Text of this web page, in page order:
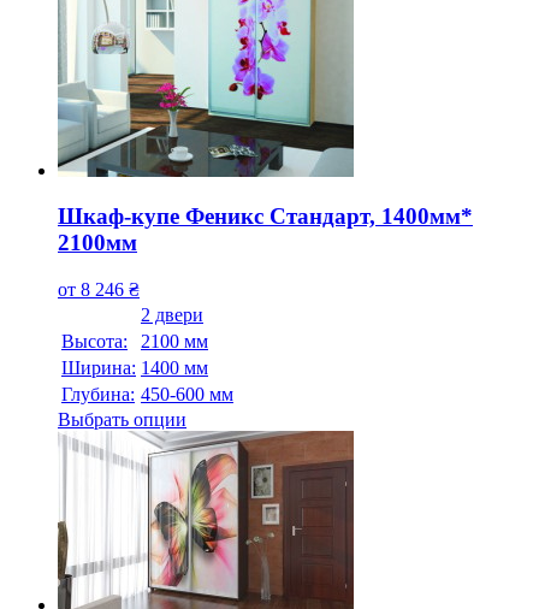
Шкаф-купе Феникс Стандарт, 1400мм*
2100мм
от 8 246 ₴
2 двери
Высота:
2100 мм
Ширина: 1400 мм
Глубина: 450-600 мм
Выбрать опции